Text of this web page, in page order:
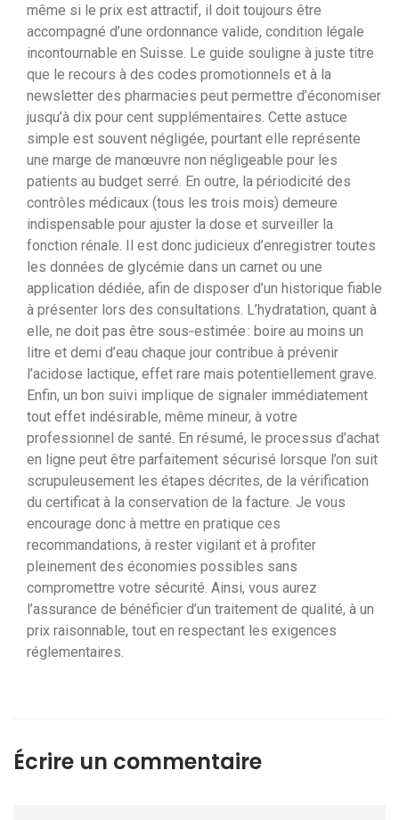
même si le prix est attractif, il doit toujours être
accompagné d’une ordonnance valide, condition légale
incontournable en Suisse. Le guide souligne à juste titre
que le recours à des codes promotionnels et à la
newsletter des pharmacies peut permettre d’économiser
jusqu’à dix pour cent supplémentaires. Cette astuce
simple est souvent négligée, pourtant elle représente
une marge de manœuvre non négligeable pour les
patients au budget serré. En outre, la périodicité des
contrôles médicaux (tous les trois mois) demeure
indispensable pour ajuster la dose et surveiller la
fonction rénale. Il est donc judicieux d’enregistrer toutes
les données de glycémie dans un carnet ou une
application dédiée, afin de disposer d’un historique fiable
à présenter lors des consultations. L’hydratation, quant à
elle, ne doit pas être sous‑estimée : boire au moins un
litre et demi d’eau chaque jour contribue à prévenir
l’acidose lactique, effet rare mais potentiellement grave.
Enfin, un bon suivi implique de signaler immédiatement
tout effet indésirable, même mineur, à votre
professionnel de santé. En résumé, le processus d’achat
en ligne peut être parfaitement sécurisé lorsque l’on suit
scrupuleusement les étapes décrites, de la vérification
du certificat à la conservation de la facture. Je vous
encourage donc à mettre en pratique ces
recommandations, à rester vigilant et à profiter
pleinement des économies possibles sans
compromettre votre sécurité. Ainsi, vous aurez
l’assurance de bénéficier d’un traitement de qualité, à un
prix raisonnable, tout en respectant les exigences
réglementaires.
Écrire un commentaire